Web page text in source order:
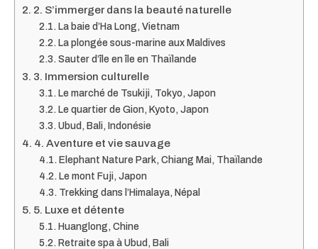
2. S’immerger dans la beauté naturelle
La baie d’Ha Long, Vietnam
La plongée sous-marine aux Maldives
Sauter d’île en île en Thaïlande
3. Immersion culturelle
Le marché de Tsukiji, Tokyo, Japon
Le quartier de Gion, Kyoto, Japon
Ubud, Bali, Indonésie
4. Aventure et vie sauvage
Elephant Nature Park, Chiang Mai, Thaïlande
Le mont Fuji, Japon
Trekking dans l’Himalaya, Népal
5. Luxe et détente
Huanglong, Chine
Retraite spa à Ubud, Bali